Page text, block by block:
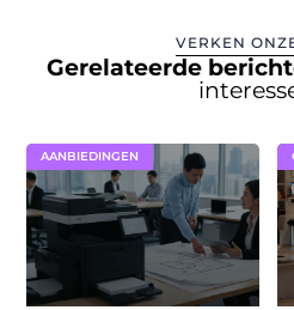
VERKEN
Gerelateerde
AANBIEDINGEN